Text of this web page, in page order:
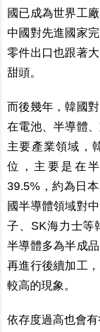
國已成為世界工
中國對先進國家
零件出口也跟著
甜頭。
而後幾年，韓國
在電池、半導體
主要產業領域，
位，主要是在
39.5%，約為日
國半導體領域對
子、SK海力士等
半導體多為半成
再進行後續加工
較高的現象。
依存度過高也會